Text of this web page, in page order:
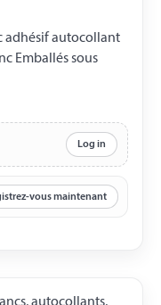
adhésif autocollant
Emballés sous
Log in
vous maintenant